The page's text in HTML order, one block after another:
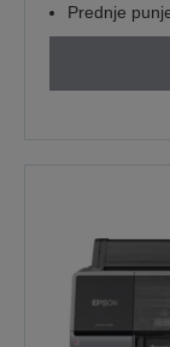
Prednje